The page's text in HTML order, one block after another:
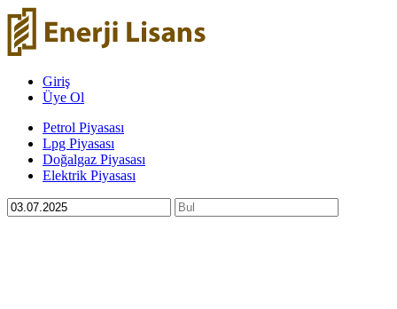
Giriş
Üye Ol
Petrol Piyasası
Lpg Piyasası
Doğalgaz Piyasası
Elektrik Piyasası